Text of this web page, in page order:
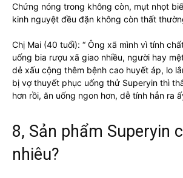
Chứng nóng trong không còn, mụt nhọt
kinh nguyệt đều đặn không còn thất
Chị Mai (40 tuổi): “ Ông xã mình vì tính
uống bia rượu xã giao nhiều, người hay
dẻ xấu cộng thêm bệnh cao huyết áp, lo
bị vợ thuyết phục uống thử Superyin thì
hơn rồi, ăn uống ngon hơn, dễ tính hẳn ra
8, Sản phẩm Superyin
nhiêu?